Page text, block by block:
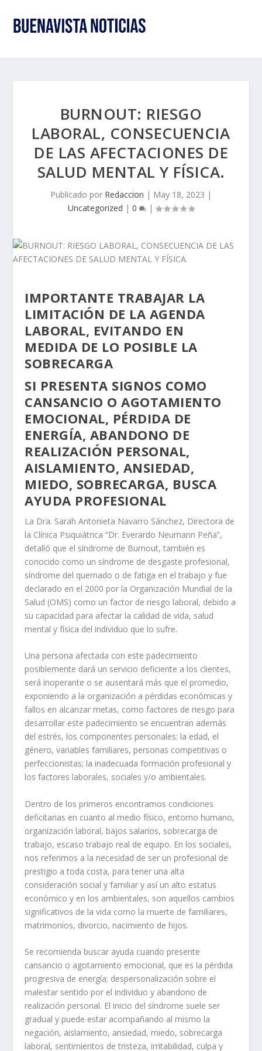
BURNOUT: RIESGO
LABORAL, CONSECUENCIA
DE LAS AFECTACIONES DE
SALUD MENTAL Y FÍSICA.
Publicado por Redaccion | May 18, 2023 |
Uncategorized | 0 |
IMPORTANTE TRABAJAR LA
LIMITACIÓN DE LA AGENDA
LABORAL, EVITANDO EN
MEDIDA DE LO POSIBLE LA
SOBRECARGA
SI PRESENTA SIGNOS COMO
CANSANCIO O AGOTAMIENTO
EMOCIONAL, PÉRDIDA DE
ENERGÍA, ABANDONO DE
REALIZACIÓN PERSONAL,
AISLAMIENTO, ANSIEDAD,
MIEDO, SOBRECARGA, BUSCA
AYUDA PROFESIONAL
La Dra. Sarah Antonieta Navarro Sánchez, Directora de
la Clínica Psiquiátrica “Dr. Everardo Neumann Peña”,
detalló que el síndrome de Burnout, también es
conocido como un síndrome de desgaste profesional,
síndrome del quemado o de fatiga en el trabajo y fue
declarado en el 2000 por la Organización Mundial de la
Salud (OMS) como un factor de riesgo laboral, debido a
su capacidad para afectar la calidad de vida, salud
mental y física del individuo que lo sufre.
Una persona afectada con este padecimiento
posiblemente dará un servicio deficiente a los clientes,
será inoperante o se ausentará más que el promedio,
exponiendo a la organización a pérdidas económicas y
fallos en alcanzar metas, como factores de riesgo para
desarrollar este padecimiento se encuentran además
del estrés, los componentes personales: la edad, el
género, variables familiares, personas competitivas o
perfeccionistas; la inadecuada formación profesional y
los factores laborales, sociales y/o ambientales.
Dentro de los primeros encontramos condiciones
deficitarias en cuanto al medio físico, entorno humano,
organización laboral, bajos salarios, sobrecarga de
trabajo, escaso trabajo real de equipo. En los sociales,
nos referimos a la necesidad de ser un profesional de
prestigio a toda costa, para tener una alta
consideración social y familiar y así un alto estatus
económico y en los ambientales, son aquellos cambios
significativos de la vida como la muerte de familiares,
matrimonios, divorcio, nacimiento de hijos.
Se recomienda buscar ayuda cuando presente
cansancio o agotamiento emocional, que es la pérdida
progresiva de energía; despersonalización sobre el
malestar sentido por el individuo y abandono de
realización personal. El inicio del síndrome suele ser
gradual y puede estar acompañando al mismo la
negación, aislamiento, ansiedad, miedo, sobrecarga
laboral, sentimientos de tristeza, irritabilidad, culpa y